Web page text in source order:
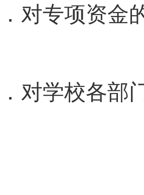
对专项资金
对学校各部